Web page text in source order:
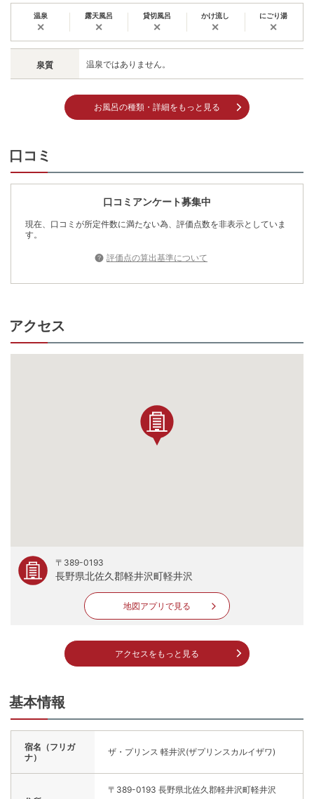
ウインザーはレンガの壁や暖炉というクラシカルな雰囲気。
※全客室内Wi-Fi設置有
チェックイン15:00〜19:00
温泉
✕
露天風呂
✕
貸切風呂
✕
かけ流し
✕
にごり湯
✕
泉質 温泉ではありません。
お風呂の種類・詳細をもっと見る
口コミ
口コミアンケート募集中
現在、口コミが所定件数に満たない為、評価点数を非表示としていま
す。
評価点の算出基準について
アクセス
〒389-0193
長野県北佐久郡軽井沢町軽井沢
地図アプリで見る
アクセスをもっと見る
基本情報
宿名（フリガ
ナ）
ザ・プリンス 軽井沢(ザプリンスカルイザワ)
〒389-0193 長野県北佐久郡軽井沢町軽井沢